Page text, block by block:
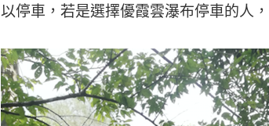
以停車，若是選擇優霞雲瀑布停車的人